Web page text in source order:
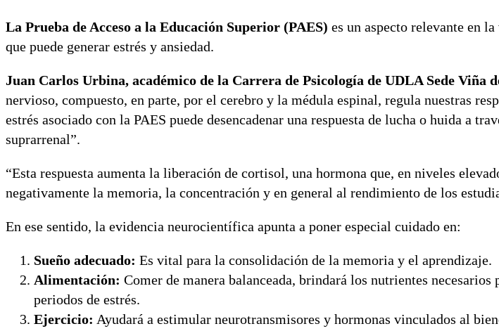
La Prueba de Acceso a la Educación Superior (PAES) es un aspecto relevante en
que puede generar estrés y ansiedad.
Juan Carlos Urbina, académico de la Carrera de Psicología de UDLA Sede Viña
nervioso, compuesto, en parte, por el cerebro y la médula espinal, regula nuestras
estrés asociado con la PAES puede desencadenar una respuesta de lucha o huida a
suprarrenal”.
“Esta respuesta aumenta la liberación de cortisol, una hormona que, en niveles
negativamente la memoria, la concentración y en general al rendimiento de los
En ese sentido, la evidencia neurocientífica apunta a poner especial cuidado en:
Sueño adecuado: Es vital para la consolidación de la memoria y el aprendizaje.
Alimentación: Comer de manera balanceada, brindará los nutrientes
periodos de estrés.
Ejercicio: Ayudará a estimular neurotransmisores y hormonas vinculados al